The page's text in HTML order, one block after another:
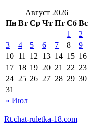
Август 2026
Пн Вт Ср Чт Пт Сб Вс
« Июл
1
2
3
4 5 6 7 8
9
10 11 12 13 14 15 16
17 18 19 20 21 22 23
24 25 26 27 28 29 30
31
Rt.chat-ruletka-18.com